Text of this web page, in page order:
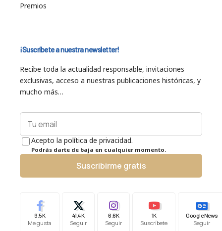
Premios
¡Suscríbete a nuestra newsletter!
Recibe toda la actualidad responsable, invitaciones
exclusivas, acceso a nuestras publicaciones históricas, y
mucho más…
Acepto la política de privacidad.
Podrás darte de baja en cualquier momento.
Suscribirme gratis
9.5K
Me gusta
41.4K
Seguir
6.6K
Seguir
1K
Suscríbete
Google News
Seguir